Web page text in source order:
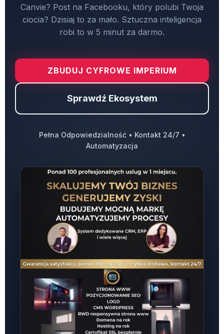
Canvie? Post na Facebooku, który polubi Twoja
ciocia? Dzisiaj to za mało. Sztuczna inteligencja
robi to w 5 minut za darmo.
ZBUDUJ CYFROWE IMPERIUM
Sprawdź Ekosystem
Pełna Odpowiedzialność • Kontakt 24/7 •
Automatyzacja